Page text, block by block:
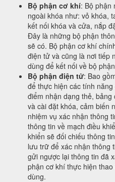
Bộ phận cơ khí: Bộ phận
ngoài khóa như: vỏ khóa,
kết nối khóa và cửa, nắp
Đây là những bộ phận
sẽ có. Bộ phận cơ khí
điện tử và cũng là nơi tiếp
dùng để kết nối về bộ
Bộ phận điện tử: Bao
để thực hiện các tính
điểm nhận dạng thẻ,
và cài đặt khóa, cảm biến
nhiệm vụ xác nhận thông
thông tin về mạch điều
khiển sẽ đối chiếu thông
lưu trữ để xác nhận thông
gửi ngược lại thông tin đã
phận cơ khí thực hiện
dùng.